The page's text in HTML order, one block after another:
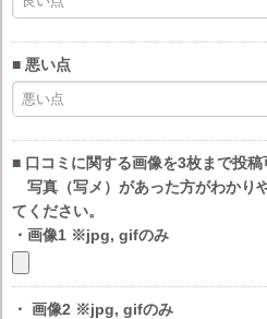
■ 悪い点
■ 口コミに関する画像を3枚まで投稿
写真（写メ）があった方がわかり
てください。
・画像1 ※jpg, gifのみ
・ 画像2 ※jpg, gifのみ